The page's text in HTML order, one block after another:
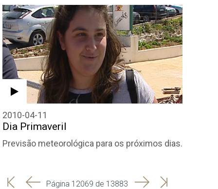
2010-04-11
Dia Primaveril
Previsão meteorológica para os próximos dias.
'
'
Página 12069 de 13883 SeguinteÚltima